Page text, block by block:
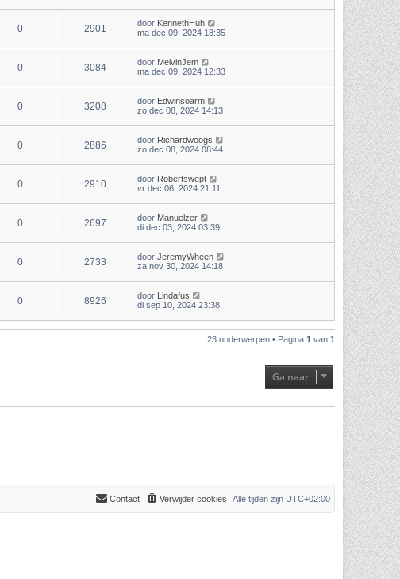
0 2901 door KennethHuh
ma dec 09, 2024 18:35
0 3084 door MelvinJem
ma dec 09, 2024 12:33
0 3208 door Edwinsoarm
zo dec 08, 2024 14:13
0 2886 door Richardwoogs
zo dec 08, 2024 08:44
0 2910 door Robertswept
vr dec 06, 2024 21:11
0 2697 door Manuelzer
di dec 03, 2024 03:39
0 2733 door JeremyWheen
za nov 30, 2024 14:18
0 8926 door Lindafus
di sep 10, 2024 23:38
23 onderwerpen • Pagina 1 van 1
Ga naar
Alle tijden zijn UTC+02:00
Verwijder cookies
Contact